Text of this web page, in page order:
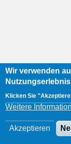
Wir verwenden
Klicken Sie
Weitere
Akzeptieren